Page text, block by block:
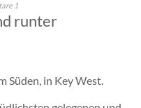
1
runter
Süden, in Key West.